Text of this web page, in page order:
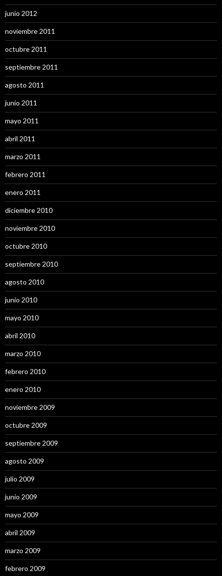
junio 2012
noviembre 2011
octubre 2011
septiembre 2011
agosto 2011
junio 2011
mayo 2011
abril 2011
marzo 2011
febrero 2011
enero 2011
diciembre 2010
noviembre 2010
octubre 2010
septiembre 2010
agosto 2010
junio 2010
mayo 2010
abril 2010
marzo 2010
febrero 2010
enero 2010
noviembre 2009
octubre 2009
septiembre 2009
agosto 2009
julio 2009
junio 2009
mayo 2009
abril 2009
marzo 2009
febrero 2009